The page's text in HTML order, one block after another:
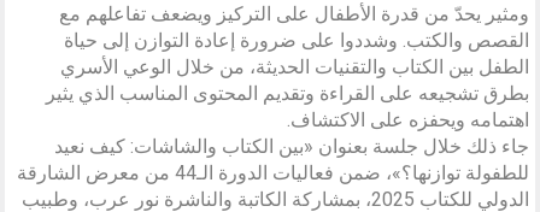
ومثير يحدّ من قدرة الأطفال على التركيز ويضعف تفاعلهم مع
القصص والكتب. وشددوا على ضرورة إعادة التوازن إلى حياة
الطفل بين الكتاب والتقنيات الحديثة، من خلال الوعي الأسري
بطرق تشجيعه على القراءة وتقديم المحتوى المناسب الذي يثير
اهتمامه ويحفزه على الاكتشاف.
جاء ذلك خلال جلسة بعنوان «بين الكتاب والشاشات: كيف نعيد
للطفولة توازنها؟»، ضمن فعاليات الدورة الـ44 من معرض الشارقة
الدولي للكتاب 2025، بمشاركة الكاتبة والناشرة نور عرب، وطبيب